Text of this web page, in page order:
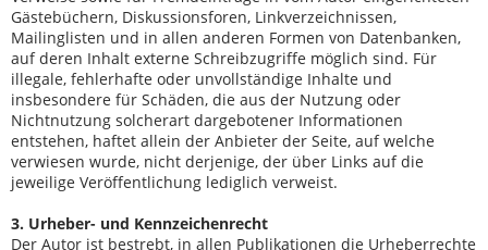
Gästebüchern, Diskussionsforen, Linkverzeichnissen,
Mailinglisten und in allen anderen Formen von Datenbanken,
auf deren Inhalt externe Schreibzugriffe möglich sind. Für
illegale, fehlerhafte oder unvollständige Inhalte und
insbesondere für Schäden, die aus der Nutzung oder
Nichtnutzung solcherart dargebotener Informationen
entstehen, haftet allein der Anbieter der Seite, auf welche
verwiesen wurde, nicht derjenige, der über Links auf die
jeweilige Veröffentlichung lediglich verweist.
3. Urheber- und Kennzeichenrecht
Der Autor ist bestrebt, in allen Publikationen die Urheberrechte